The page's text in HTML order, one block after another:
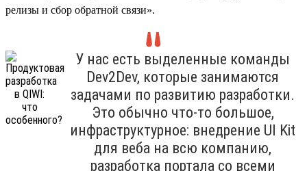
релизы и сбор обратной связи».
У нас есть выделенные команды
Dev2Dev, которые занимаются
задачами по развитию разработки.
Это обычно что-то большое,
инфраструктурное: внедрение UI Kit
для веба на всю компанию,
разработка портала со всеми